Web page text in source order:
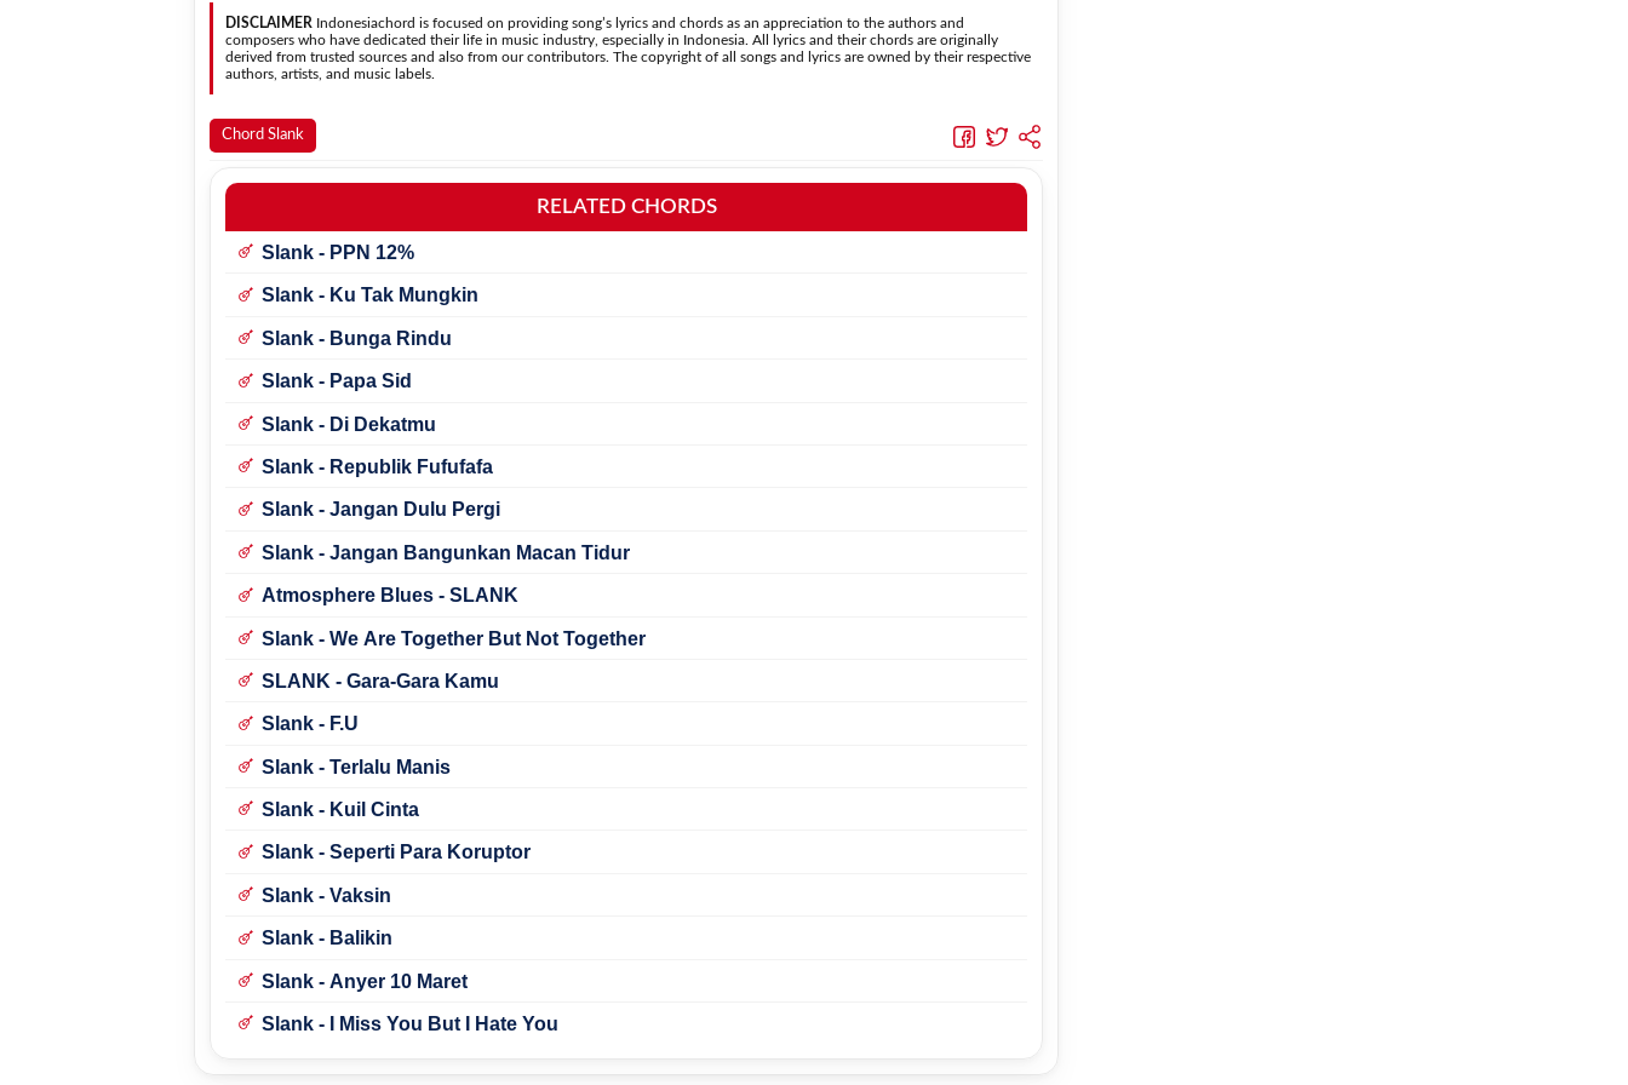
DISCLAIMER Indonesiachord is focused on providing song’s lyrics and chords as an appreciation to the authors and
composers who have dedicated their life in music industry, especially in Indonesia. All lyrics and their chords are originally
derived from trusted sources and also from our contributors. The copyright of all songs and lyrics are owned by their respective
authors, artists, and music labels.
Chord Slank
RELATED CHORDS
Slank - PPN 12%
Slank - Ku Tak Mungkin
Slank - Bunga Rindu
Slank - Papa Sid
Slank - Di Dekatmu
Slank - Republik Fufufafa
Slank - Jangan Dulu Pergi
Slank - Jangan Bangunkan Macan Tidur
Atmosphere Blues - SLANK
Slank - We Are Together But Not Together
SLANK - Gara-Gara Kamu
Slank - F.U
Slank - Terlalu Manis
Slank - Kuil Cinta
Slank - Seperti Para Koruptor
Slank - Vaksin
Slank - Balikin
Slank - Anyer 10 Maret
Slank - I Miss You But I Hate You